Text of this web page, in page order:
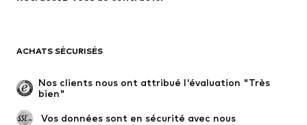
Nouveautés
Boots et bottes
Baskets
ACHATS SÉCURISÉS
Nos clients nous ont attribué l'évaluation "Très
bien"
Vos données sont en sécurité avec nous